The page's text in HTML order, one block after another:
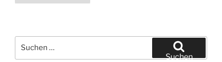
Beiträge
nach:
Suchen